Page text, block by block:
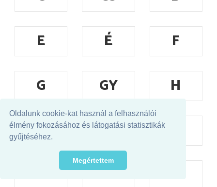
Oldalunk cookie-kat használ a felhasználói
élmény fokozásához és látogatási statisztikák
gyűjtéséhez.
Megértettem
E
É
F
G
GY
H
I
Í
L